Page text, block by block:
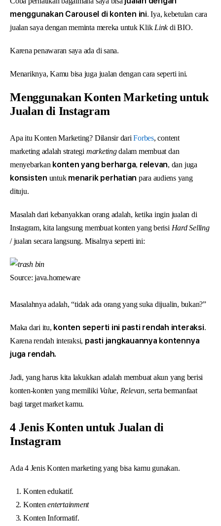
menggunakan Carousel di konten ini. Iya, kebetulan cara
jualan saya dengan meminta mereka untuk Klik Linkdi BIO.
Karena penawaran saya ada di sana.
Menariknya, Kamu bisa juga jualan dengan cara seperti ini.
Menggunakan Konten Marketing untuk
Jualan di Instagram
Apa itu Konten Marketing? Dilansir dariForbes, content
marketing adalah strategi marketingdalam membuat dan
menyebarkan konten yang berharga, relevan, dan juga
konsisten untuk menarik perhatian para audiens yang
dituju.
Masalah dari kebanyakkan orang adalah, ketika ingin jualan di
Instagram, kita langsung membuat konten yang berisi Hard Selling
/ jualan secara langsung. Misalnya seperti ini:
Source: java.homeware
Masalahnya adalah, “tidak ada orang yang suka dijualin, bukan?”
Maka dari itu, konten seperti ini pasti rendah interaksi.
Karena rendah interaksi, pasti jangkauannya kontennya
juga rendah.
Jadi, yang harus kita lakukkan adalah membuat akun yang berisi
konten-konten yang memiliki Value, Relevan, serta bermanfaat
bagi target market kamu.
4 Jenis Konten untuk Jualan di
Instagram
Ada 4 Jenis Konten marketing yang bisa kamu gunakan.
Konten edukatif.
Kontenentertainment
Konten Informatif.